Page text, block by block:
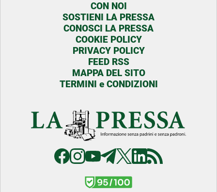
CON NOI
SOSTIENI LA PRESSA
CONOSCI LA PRESSA
COOKIE POLICY
PRIVACY POLICY
FEED RSS
MAPPA DEL SITO
TERMINI e CONDIZIONI